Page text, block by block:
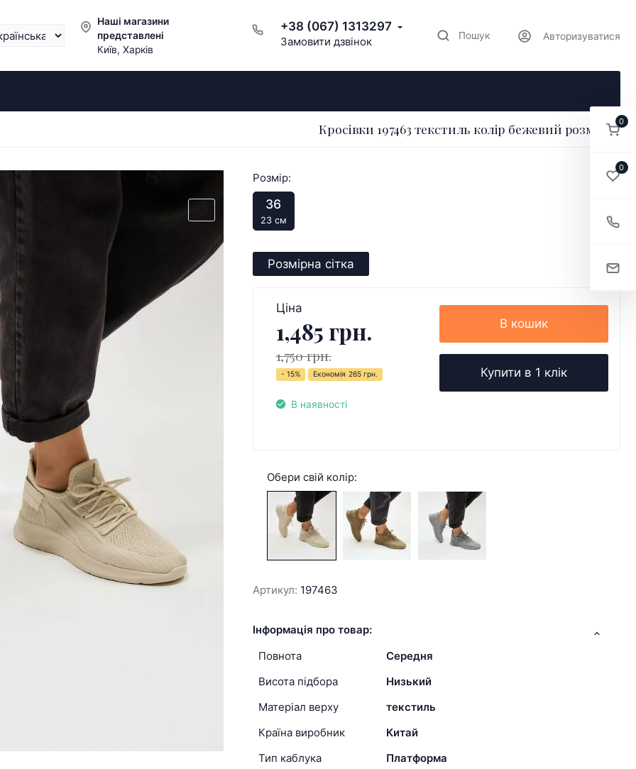
Наші магазини
представлені
Київ, Харків
+38 (067) 1313297
Замовити дзвінок Пошук Авторизуватися
Кросівки 197463 текстиль колір бежевий розмір 36
Розмір:
36
23 см
Розмірна сітка
Ціна
1,485 грн.
1,750 грн.
- 15% Економія 265 грн.
В наявності
В кошик
Купити в 1 клік
Обери свій колір:
Артикул: 197463
Інформація про товар:
Повнота
Середня
Висота підбора
Низький
Матеріал верху
текстиль
Країна виробник
Китай
Тип каблука
Платформа
0
0